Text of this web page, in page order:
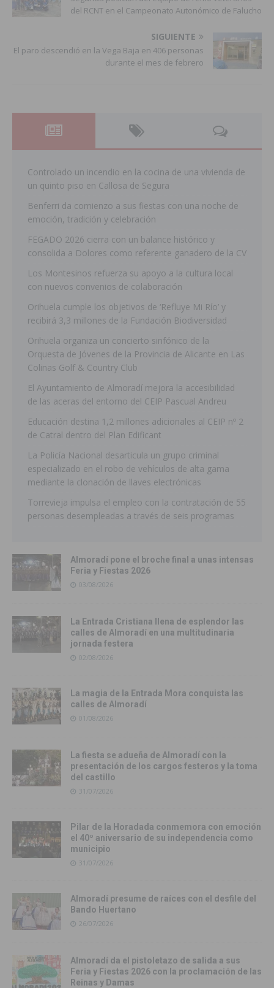
del RCNT en el Campeonato Autonómico de Falucho
SIGUIENTE
El paro descendió en la Vega Baja en 406 personas
durante el mes de febrero
Controlado un incendio en la cocina de una vivienda de
un quinto piso en Callosa de Segura
Benferri da comienzo a sus fiestas con una noche de
emoción, tradición y celebración
FEGADO 2026 cierra con un balance histórico y
consolida a Dolores como referente ganadero de la CV
Los Montesinos refuerza su apoyo a la cultura local
con nuevos convenios de colaboración
Orihuela cumple los objetivos de ‘Refluye Mi Río’ y
recibirá 3,3 millones de la Fundación Biodiversidad
Orihuela organiza un concierto sinfónico de la
Orquesta de Jóvenes de la Provincia de Alicante en Las
Colinas Golf & Country Club
El Ayuntamiento de Almoradí mejora la accesibilidad
de las aceras del entorno del CEIP Pascual Andreu
Educación destina 1,2 millones adicionales al CEIP nº 2
de Catral dentro del Plan Edificant
La Policía Nacional desarticula un grupo criminal
especializado en el robo de vehículos de alta gama
mediante la clonación de llaves electrónicas
Torrevieja impulsa el empleo con la contratación de 55
personas desempleadas a través de seis programas
Almoradí pone el broche final a unas intensas
Feria y Fiestas 2026
03/08/2026
La Entrada Cristiana llena de esplendor las
calles de Almoradí en una multitudinaria
jornada festera
02/08/2026
La magia de la Entrada Mora conquista las
calles de Almoradí
01/08/2026
La fiesta se adueña de Almoradí con la
presentación de los cargos festeros y la toma
del castillo
31/07/2026
Pilar de la Horadada conmemora con emoción
el 40º aniversario de su independencia como
municipio
31/07/2026
Almoradí presume de raíces con el desfile del
Bando Huertano
26/07/2026
Almoradí da el pistoletazo de salida a sus
Feria y Fiestas 2026 con la proclamación de las
Reinas y Damas